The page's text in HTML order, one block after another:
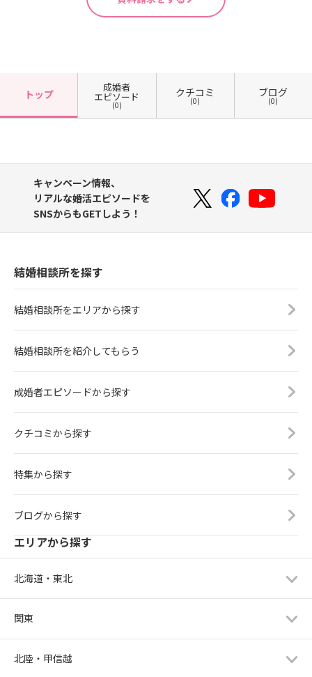
トップ
成婚者
エピソード
(0)
クチコミ
(0)
ブログ
(0)
キャンペーン情報、
リアルな婚活エピソードを
SNSからもGETしよう！
結婚相談所を探す
結婚相談所をエリアから探す
結婚相談所を紹介してもらう
成婚者エピソードから探す
クチコミから探す
特集から探す
ブログから探す
エリアから探す
北海道・東北
関東
北陸・甲信越